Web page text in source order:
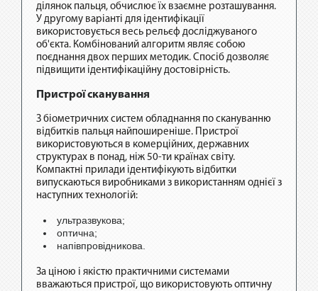
ділянок пальця, обчислює їх взаємне розташування.
У другому варіанті для ідентифікації
використовується весь рельєф досліджуваного
об'єкта. Комбінований алгоритм являє собою
поєднання двох перших методик. Спосіб дозволяє
підвищити ідентифікаційну достовірність.
Пристрої сканування
З біометричних систем обладнання по скануванню
відбитків пальця найпоширеніше. Пристрої
використовуються в комерційних, державних
структурах в понад, ніж 50-ти країнах світу.
Компактні прилади ідентифікують відбитки
випускаються виробниками з використанням однієї з
наступних технологій:
ультразвукова;
оптична;
напівпровідникова.
За ціною і якістю практичними системами
вважаються пристрої, що використовують оптичну